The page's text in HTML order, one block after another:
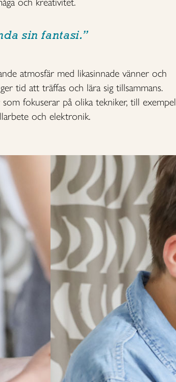
sin fantasi.”
atmosfär med likasinnade vänner och
tid att träffas och lära sig tillsammans.
fokuserar på olika tekniker, till exempel
och elektronik.